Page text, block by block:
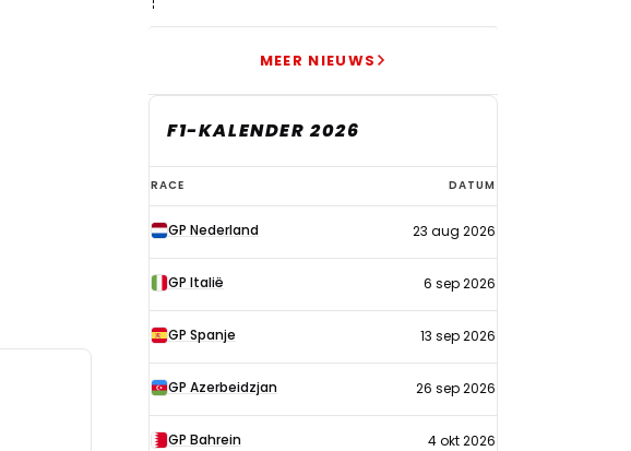
MEER NIEUWS
F1-KALENDER 2026
F1-
kalender
2026
RACE DATUM
GP Nederland 23 aug 2026
GP Italië 6 sep 2026
GP Spanje 13 sep 2026
GP Azerbeidzjan 26 sep 2026
GP Bahrein 4 okt 2026